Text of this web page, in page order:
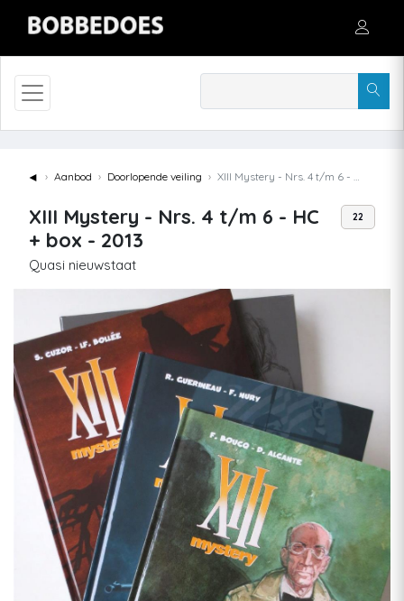
◄ Aanbod Doorlopende veiling XIII Mystery - Nrs. 4 t/m 6 - HC + box - 2013
XIII Mystery - Nrs. 4 t/m 6 - HC
+ box - 2013
Quasi nieuwstaat
22